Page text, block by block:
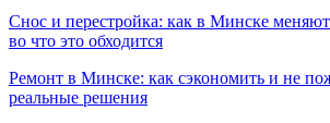
Снос и перестройка: как в Минске
во что это обходится
Ремонт в Минске: как сэкономить и не
реальные решения